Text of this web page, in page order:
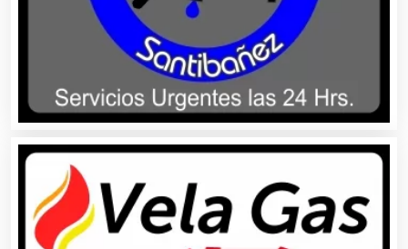
Aluminio
Ambulancias
Análisis Clínicos